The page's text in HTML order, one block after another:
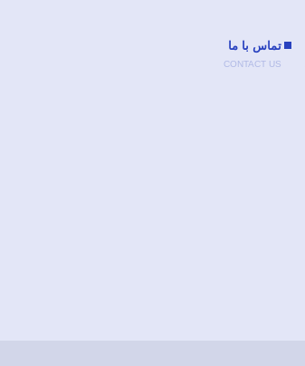
تماس با ما
CONTACT US